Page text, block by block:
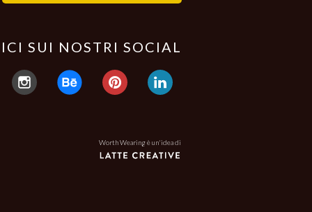
SUI NOSTRI SOCIAL
Worth Wearing è un'idea di